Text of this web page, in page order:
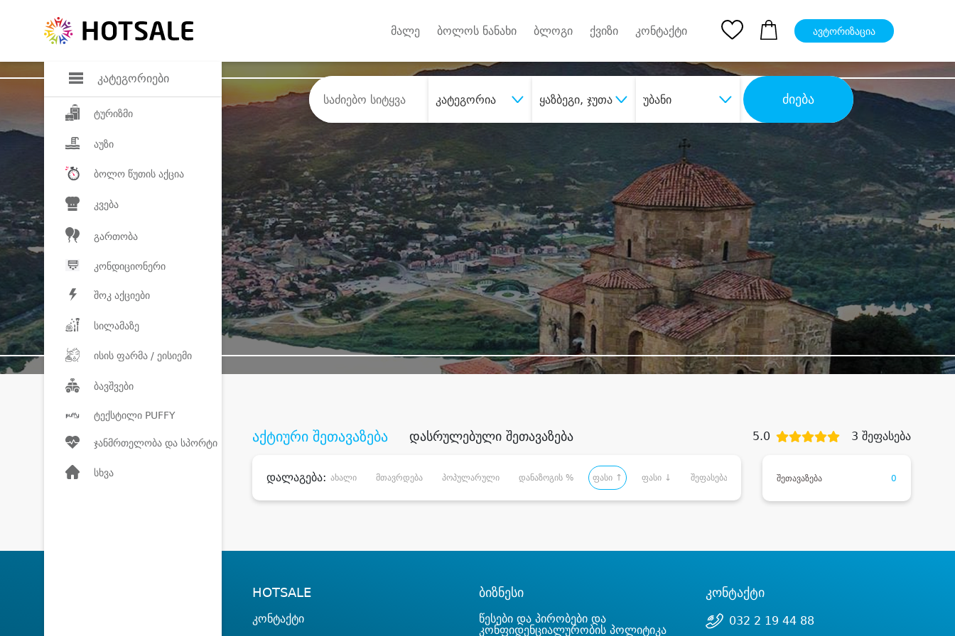
კატეგორიები
ტურიზმი
აუზი
ბოლო წუთის აქცია
კვება
გართობა
კონდიციონერი
შოკ აქციები
სილამაზე
ისის ფარმა / ეისიემი
ბავშვები
ტექსტილი PUFFY
ჯანმრთელობა და სპორტი
სხვა
მალე ბოლოს ნანახი ბლოგი ქვიზი კონტაქტი ავტორიზაცია
კატეგორია ყაზბეგი, ჯუთა უბანი ძიება
შეიძინესასურველი მომსახურებადიდი დანაზოგით
აქტიური შეთავაზება დასრულებული შეთავაზება 5.0 3 შეფასება
დალაგება: ახალი მთავრდება პოპულარული დანაზოგის % ფასი ↑ ფასი ↓ შეფასება შეთავაზება 0
HOTSALE
კონტაქტი
ბიზნესი
წესები და პირობები და
კონფიდენციალურობის პოლიტიკა
კონტაქტი
032 2 19 44 88